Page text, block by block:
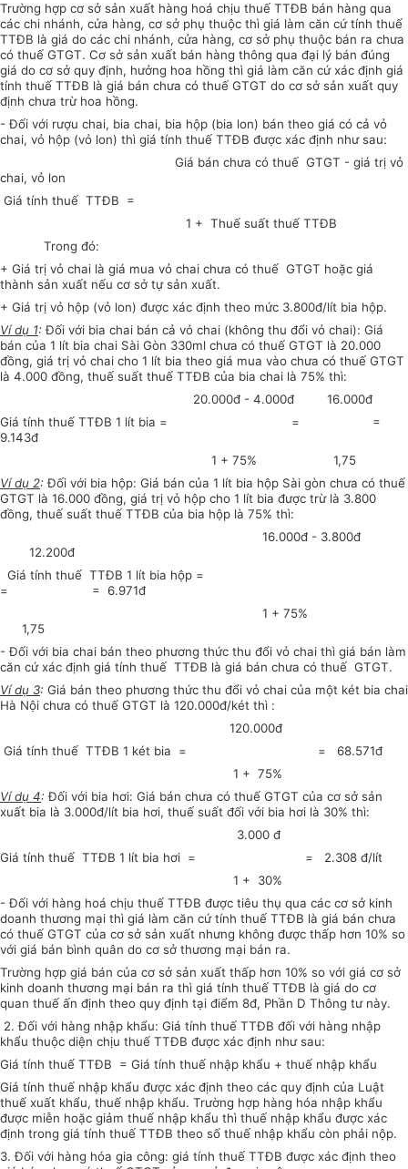
Trường hợp cơ sở sản xuất hàng hoá chịu thuế TTĐB bán hàng qua
các chi nhánh, cửa hàng, cơ sở phụ thuộc thì giá làm căn cứ tính thuế
TTĐB là giá do các chi nhánh, cửa hàng, cơ sở phụ thuộc bán ra chưa
có thuế GTGT. Cơ sở sản xuất bán hàng thông qua đại lý bán đúng
giá do cơ sở quy định, hưởng hoa hồng thì giá làm căn cứ xác định giá
tính thuế TTĐB là giá bán chưa có thuế GTGT do cơ sở sản xuất quy
định chưa trừ hoa hồng.
- Đối với rượu chai, bia chai, bia hộp (bia lon) bán theo giá có cả vỏ
chai, vỏ hộp (vỏ lon) thì giá tính thuế TTĐB được xác định như sau:
Giá bán chưa có thuế GTGT - giá trị vỏ
chai, vỏ lon
Giá tính thuế TTĐB =
1 + Thuế suất thuế TTĐB
Trong đó:
+ Giá trị vỏ chai là giá mua vỏ chai chưa có thuế GTGT hoặc giá
thành sản xuất nếu cơ sở tự sản xuất.
+ Giá trị vỏ hộp (vỏ lon) được xác định theo mức 3.800đ/lít bia hộp.
Ví dụ 1: Đối với bia chai bán cả vỏ chai (không thu đổi vỏ chai): Giá
bán của 1 lít bia chai Sài Gòn 330ml chưa có thuế GTGT là 20.000
đồng, giá trị vỏ chai cho 1 lít bia theo giá mua vào chưa có thuế GTGT
là 4.000 đồng, thuế suất thuế TTĐB của bia chai là 75% thì:
20.000đ - 4.000đ 16.000đ
Giá tính thuế TTĐB 1 lít bia = = =
9.143đ
1 + 75% 1,75
Ví dụ 2:Đối với bia hộp: Giá bán của 1 lít bia hộp Sài gòn chưa có thuế
GTGT là 16.000 đồng, giá trị vỏ hộp cho 1 lít bia được trừ là 3.800
đồng, thuế suất thuế TTĐB của bia hộp là 75% thì:
16.000đ - 3.800đ
12.200đ
Giá tính thuế TTĐB 1 lít bia hộp =
= = 6.971đ
1 + 75%
1,75
- Đối với bia chai bán theo phương thức thu đổi vỏ chai thì giá bán làm
căn cứ xác định giá tính thuế TTĐB là giá bán chưa có thuế GTGT.
Ví dụ 3: Giá bán theo phương thức thu đổi vỏ chai của một két bia chai
Hà Nội chưa có thuế GTGT là 120.000đ/két thì :
120.000đ
Giá tính thuế TTĐB 1 két bia = = 68.571đ
1 + 75%
Ví dụ 4: Đối với bia hơi: Giá bán chưa có thuế GTGT của cơ sở sản
xuất bia là 3.000đ/lít bia hơi, thuế suất đối với bia hơi là 30% thì:
3.000 đ
Giá tính thuế TTĐB 1 lít bia hơi = = 2.308 đ/lít
1 + 30%
- Đối với hàng hoá chịu thuế TTĐB được tiêu thụ qua các cơ sở kinh
doanh thương mại thì giá làm căn cứ tính thuế TTĐB là giá bán chưa
có thuế GTGT của cơ sở sản xuất nhưng không được thấp hơn 10% so
với giá bán bình quân do cơ sở thương mại bán ra.
Trường hợp giá bán của cơ sở sản xuất thấp hơn 10% so với giá cơ sở
kinh doanh thương mại bán ra thì giá tính thuế TTĐB là giá do cơ
quan thuế ấn định theo quy định tại điểm 8đ, Phần D Thông tư này.
2. Đối với hàng nhập khẩu: Giá tính thuế TTĐB đối với hàng nhập
khẩu thuộc diện chịu thuế TTĐB được xác định như sau:
Giá tính thuế TTĐB = Giá tính thuế nhập khẩu + thuế nhập khẩu
Giá tính thuế nhập khẩu được xác định theo các quy định của Luật
thuế xuất khẩu, thuế nhập khẩu. Trường hợp hàng hóa nhập khẩu
được miễn hoặc giảm thuế nhập khẩu thì thuế nhập khẩu được xác
định trong giá tính thuế TTĐB theo số thuế nhập khẩu còn phải nộp.
3. Đối với hàng hóa gia công: giá tính thuế TTĐB được xác định theo